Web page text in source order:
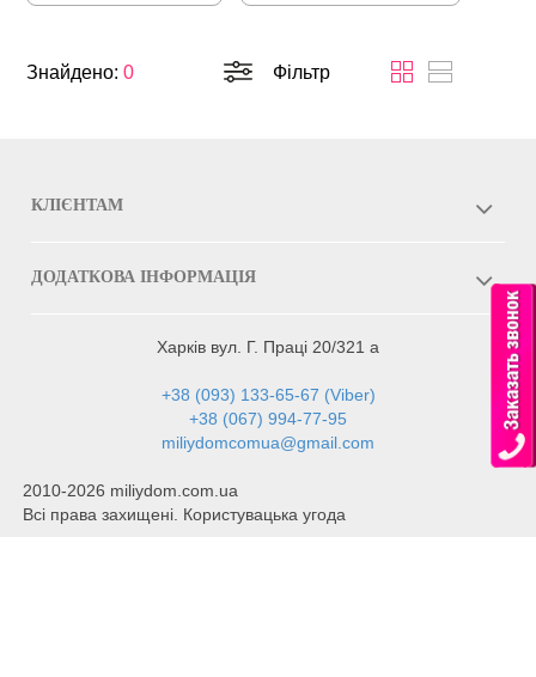
Знайдено:0 Фільтр
КЛІЄНТАМ
ДОДАТКОВА ІНФОРМАЦІЯ
Харків вул. Г. Праці 20/321 а
+38 (093) 133-65-67 (Viber)
+38 (067) 994-77-95
miliydomcomua@gmail.com
2010-2026 miliydom.com.ua
Всі права захищені. Користувацька угода